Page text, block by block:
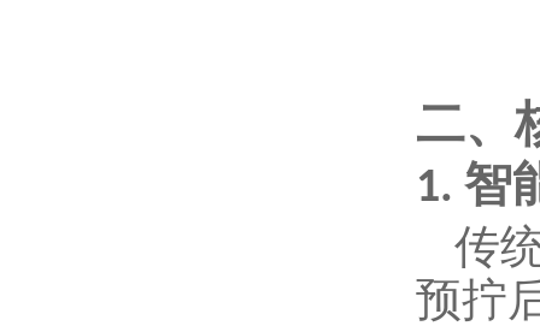
二、
1. 智
传
预拧